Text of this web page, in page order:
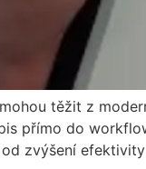
těžit z
přímo do
zvýšení